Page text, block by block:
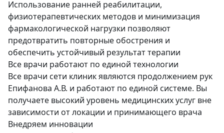
Использование ранней реабилитации,
физиотерапевтических методов и минимизация
фармакологической нагрузки позволяют
предотвратить повторные обострения и
обеспечить устойчивый результат терапии
Все врачи работают по единой технологии
Все врачи сети клиник являются продолжением рук
Епифанова А.В. и работают по единой системе. Вы
получаете высокий уровень медицинских услуг вне
зависимости от локации и принимающего врача
Внедряем инновации